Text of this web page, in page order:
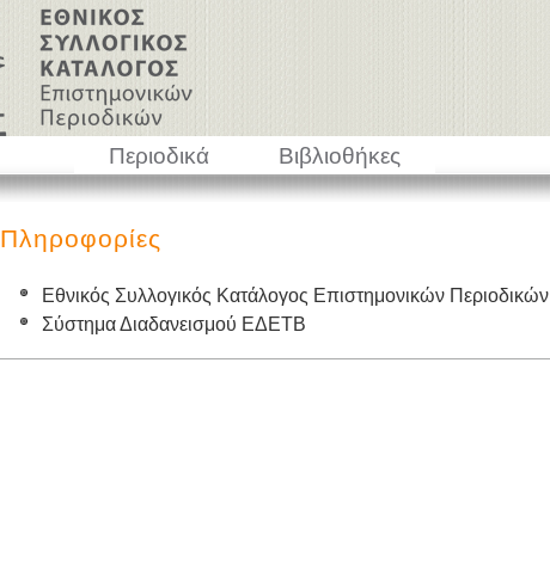
Περιοδικά Βιβλιοθήκες
Πληροφορίες
Εθνικός Συλλογικός Κατάλογος Επιστημονικών Περιοδικών
Σύστημα Διαδανεισμού ΕΔΕΤΒ